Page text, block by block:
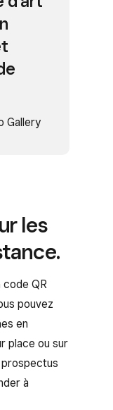
Gallery
les
code QR
pouvez
en
place ou sur
à